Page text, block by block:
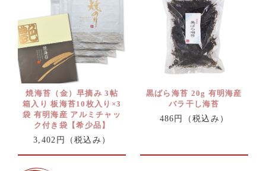
焼海苔（金）早摘み 3帖
箱入り 板海苔10枚入り×3
袋 有明海産 アルミチャッ
ク付き袋【希少品】
3,402円
（税込み）
黒ばら海苔 20g 有明海産
バラ干し海苔
486円
（税込み）